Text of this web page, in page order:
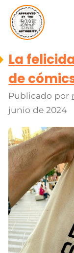
La
de
Publicado por
junio de 2024